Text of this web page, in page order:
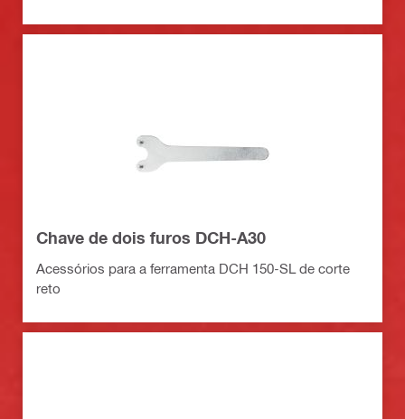
Chave de dois furos DCH-A30
Acessórios para a ferramenta DCH 150-SL de corte
reto